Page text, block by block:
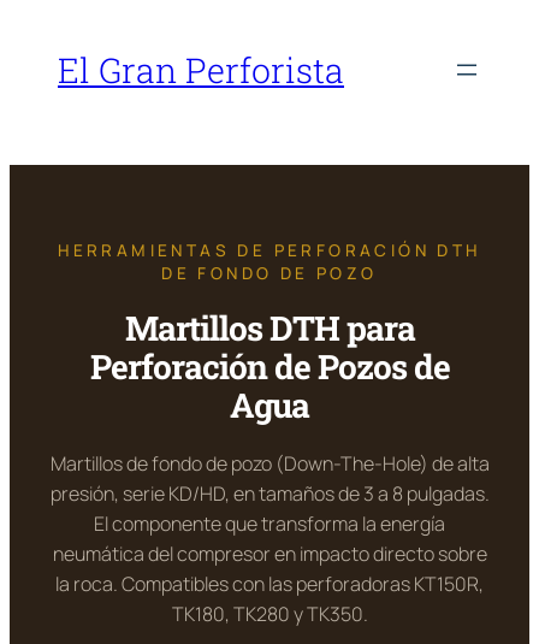
contenido
El Gran Perforista
HERRAMIENTAS DE PERFORACIÓN DTH
DE FONDO DE POZO
Martillos DTH para
Perforación de Pozos de
Agua
Martillos de fondo de pozo (Down-The-Hole) de alta
presión, serie KD/HD, en tamaños de 3 a 8 pulgadas.
El componente que transforma la energía
neumática del compresor en impacto directo sobre
la roca. Compatibles con las perforadoras KT150R,
TK180, TK280 y TK350.